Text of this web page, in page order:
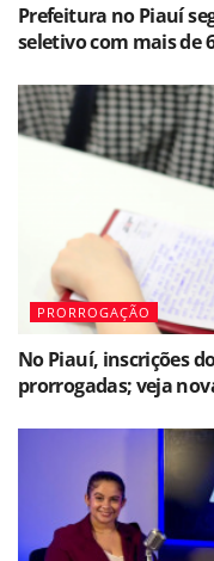
Prefeitura no Piauí
seletivo com mais de
PRORROGAÇÃO
No Piauí, inscrições
prorrogadas; veja